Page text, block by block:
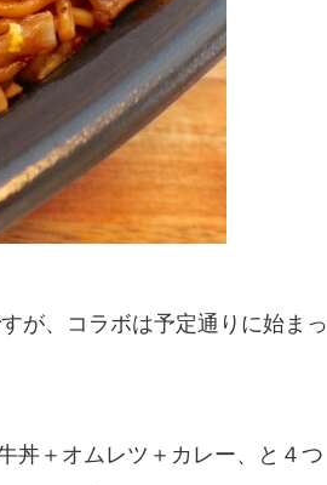
が、コラボは予定通りに始まっ
丼＋オムレツ＋カレー、と４つ